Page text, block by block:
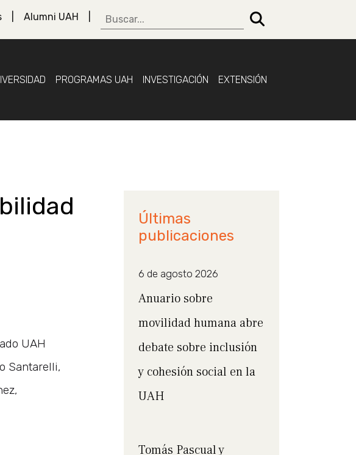
Alumni UAH
PROGRAMAS UAH INVESTIGACIÓN EXTENSIÓN
UAH
Santarelli,
Últimas
publicaciones
6 de agosto 2026
Anuario sobre
movilidad humana abre
debate sobre inclusión
y cohesión social en la
UAH
Tomás Pascual y